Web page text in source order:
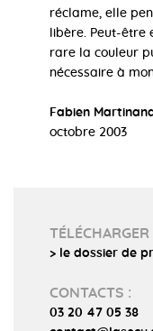
réclame, elle
libère. Peut-être
rare la couleur
nécessaire à
Fabien
octobre 2003
TÉLÉCHARGER
> le dossier de
CONTACTS :
03 20 47 05 38